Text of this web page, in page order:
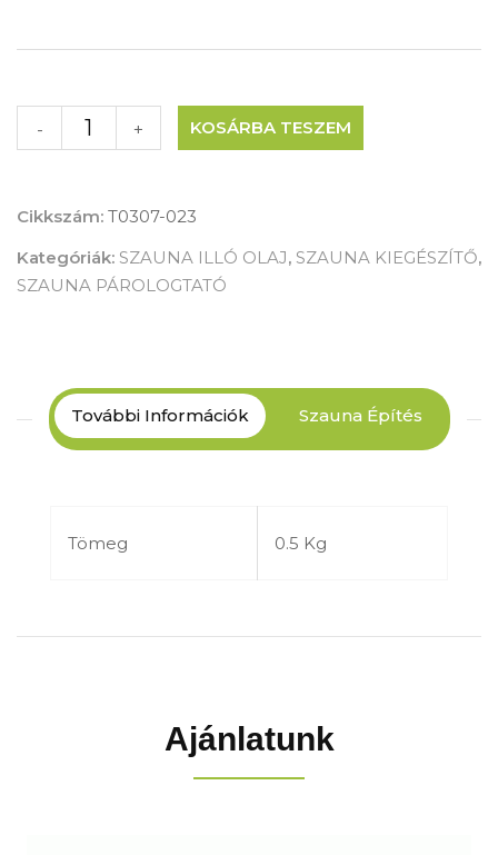
+
- KOSÁRBA TESZEM
Cikkszám: T0307-023
Kategóriák: SZAUNA ILLÓ OLAJ, SZAUNA KIEGÉSZÍTŐ,
SZAUNA PÁROLOGTATÓ
További Információk Szauna Építés
Tömeg 0.5 Kg
Ajánlatunk